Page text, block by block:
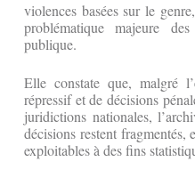
violences basées sur le
problématique majeure
publique.
Elle constate que, malgré
répressif et de décisions
juridictions nationales,
décisions restent fragmentés,
exploitables à des fins